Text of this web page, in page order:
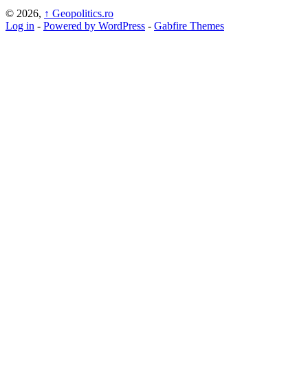
© 2026, ↑ Geopolitics.ro
Log in - Powered by WordPress - Gabfire Themes